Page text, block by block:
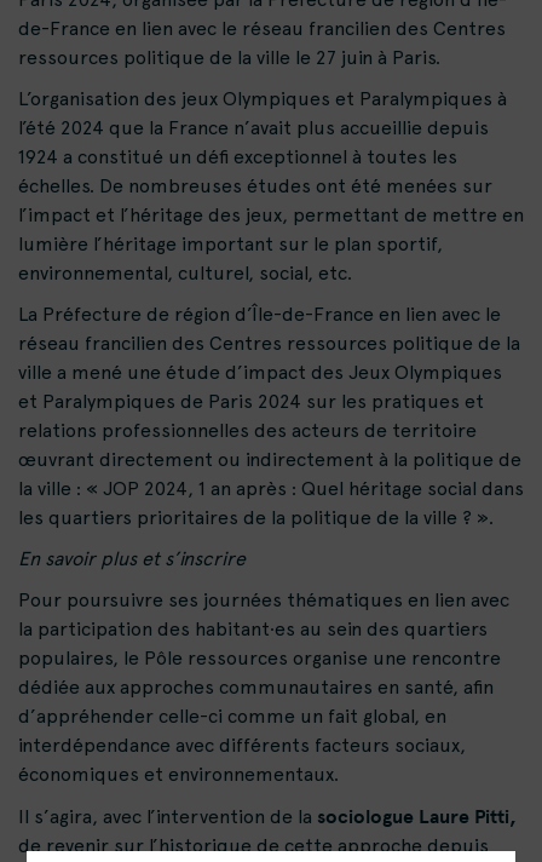
de-France en lien avec le réseau francilien des Centres
ressources politique de la ville le 27 juin à Paris.
L’organisation des jeux Olympiques et Paralympiques à
l’été 2024 que la France n’avait plus accueillie depuis
1924 a constitué un défi exceptionnel à toutes les
échelles. De nombreuses études ont été menées sur
l’impact et l’héritage des jeux, permettant de mettre en
lumière l’héritage important sur le plan sportif,
environnemental, culturel, social, etc.
La Préfecture de région d’Île-de-France en lien avec le
réseau francilien des Centres ressources politique de la
ville a mené une étude d’impact des Jeux Olympiques
et Paralympiques de Paris 2024 sur les pratiques et
relations professionnelles des acteurs de territoire
œuvrant directement ou indirectement à la politique de
la ville : « JOP 2024, 1 an après : Quel héritage social dans
les quartiers prioritaires de la politique de la ville ? ».
En savoir plus et s’inscrire
Pour poursuivre ses journées thématiques en lien avec
la participation des habitant·es au sein des quartiers
populaires, le Pôle ressources organise une rencontre
dédiée aux approches communautaires en santé, afin
d’appréhender celle-ci comme un fait global, en
interdépendance avec différents facteurs sociaux,
économiques et environnementaux.
Il s’agira, avec l’intervention de la sociologue Laure Pitti,
de revenir sur l’historique de cette approche depuis